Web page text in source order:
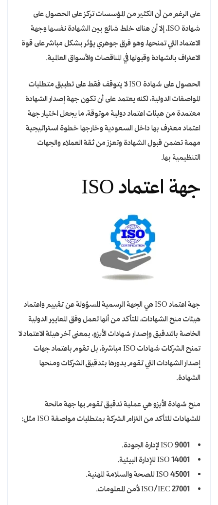
على الرغم من أن الكثير من المؤسسات تركز على الحصول على
شهادة ISO، إلا أن هناك خلط شائع بين الشهادة نفسها وجهة
الاعتماد التي تمنحها، وهو فرق جوهري يؤثر بشكل مباشر على قوة
الاعتراف بالشهادة وقبولها في المناقصات والأسواق العالمية.
الحصول على شهادة ISO لا يتوقف فقط على تطبيق متطلبات
المواصفات الدولية، لكنه يعتمد على أن تكون جهة إصدار الشهادة
معتمدة من هيئات اعتماد دولية موثوقة، ما يجعل اختيار جهة
اعتماد معترف بها داخل السعودية وخارجها خطوة استراتيجية
مهمة تضمن قبول الشهادة وتعزز من ثقة العملاء والجهات
التنظيمية بها.
جهة اعتماد ISO
جهة اعتماد ISO هي الجهة الرسمية المسؤولة عن تقييم واعتماد
هيئات منح الشهادات، للتأكد من أنها تعمل وفق المعايير الدولية
الخاصة بالتدقيق وإصدار شهادات الأيزو، بمعنى آخر هيئة الاعتماد لا
تمنح الشركات شهادات ISO مباشرة، بل تقوم باعتماد جهات
إصدار الشهادات التي تقوم بدورها بتدقيق الشركات ومنحها
الشهادة.
منح شهادة الأيزو هي عملية تدقيق تقوم بها جهة مانحة
للشهادات للتأكد من التزام الشركة بمتطلبات مواصفة ISO مثل:
ISO 9001 لإدارة الجودة.
ISO 14001 للإدارة البيئية.
ISO 45001 للصحة والسلامة المهنية.
ISO/IEC 27001 لأمن المعلومات.